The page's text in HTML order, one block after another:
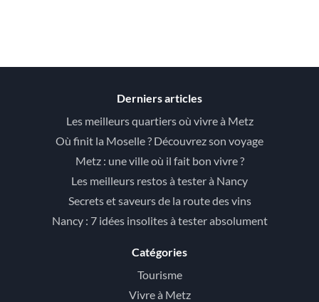
Derniers articles
Les meilleurs quartiers où vivre à Metz
Où finit la Moselle ? Découvrez son voyage
Metz : une ville où il fait bon vivre ?
Les meilleurs restos à tester à Nancy
Secrets et saveurs de la route des vins
Nancy : 7 idées insolites à tester absolument
Catégories
Tourisme
Vivre à Metz